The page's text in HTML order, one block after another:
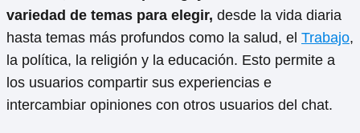
variedad de temas para elegir, desde la vida diaria
hasta temas más profundos como la salud, el Trabajo,
la política, la religión y la educación. Esto permite a
los usuarios compartir sus experiencias e
intercambiar opiniones con otros usuarios del chat.